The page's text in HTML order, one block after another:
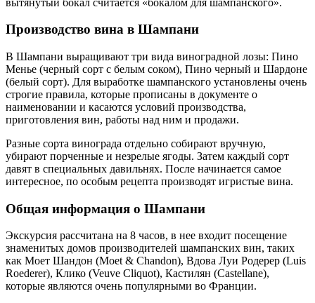
Производство вина в Шампани
В Шампани выращивают три вида виноградной лозы: Пино
Менье (черный сорт с белым соком), Пино черный и Шардоне
(белый сорт). Для выработке шампанского установлены очень
строгие правила, которые прописаны в документе о
наименовании и касаются условий производства,
приготовления вин, работы над ним и продажи.
Разные сорта винограда отдельно собирают вручную,
убирают порченные и незрелые ягоды. Затем каждый сорт
давят в специальных давильнях. После начинается самое
интересное, по особым рецепта производят игристые вина.
Общая информация о Шампани
Экскурсия рассчитана на 8 часов, в нее входит посещение
знаменитых домов производителей шампанских вин, таких
как Моет Шандон (Moet & Chandon), Вдова Луи Родерер (Luis
Roederer), Клико (Veuve Cliquot), Кастилян (Castellane),
которые являются очень популярными во Франции.